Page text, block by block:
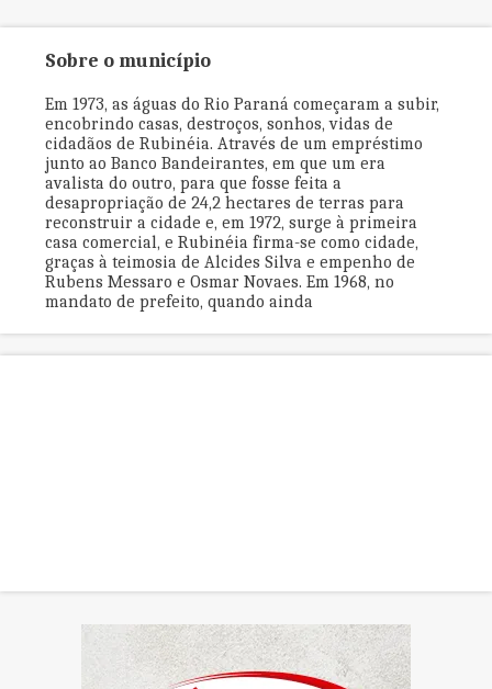
Sobre o município
Em 1973, as águas do Rio Paraná começaram a subir,
encobrindo casas, destroços, sonhos, vidas de
cidadãos de Rubinéia. Através de um empréstimo
junto ao Banco Bandeirantes, em que um era
avalista do outro, para que fosse feita a
desapropriação de 24,2 hectares de terras para
reconstruir a cidade e, em 1972, surge à primeira
casa comercial, e Rubinéia firma-se como cidade,
graças à teimosia de Alcides Silva e empenho de
Rubens Messaro e Osmar Novaes. Em 1968, no
mandato de prefeito, quando ainda